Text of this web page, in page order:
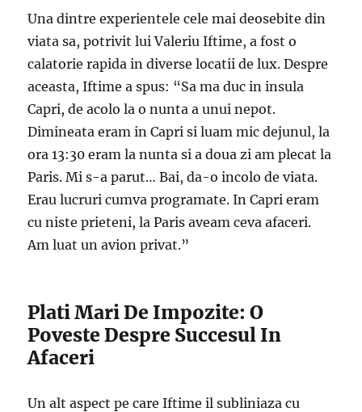
Una dintre experientele cele mai deosebite din
viata sa, potrivit lui Valeriu Iftime, a fost o
calatorie rapida in diverse locatii de lux. Despre
aceasta, Iftime a spus: “Sa ma duc in insula
Capri, de acolo la o nunta a unui nepot.
Dimineata eram in Capri si luam mic dejunul, la
ora 13:30 eram la nunta si a doua zi am plecat la
Paris. Mi s-a parut… Bai, da-o incolo de viata.
Erau lucruri cumva programate. In Capri eram
cu niste prieteni, la Paris aveam ceva afaceri.
Am luat un avion privat.”
Plati Mari De Impozite: O
Poveste Despre Succesul In
Afaceri
Un alt aspect pe care Iftime il subliniaza cu